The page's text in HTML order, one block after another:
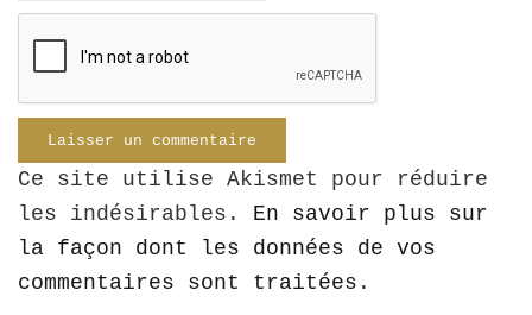
Ce site utilise Akismet pour réduire
les indésirables. En savoir plus sur
la façon dont les données de vos
commentaires sont traitées .